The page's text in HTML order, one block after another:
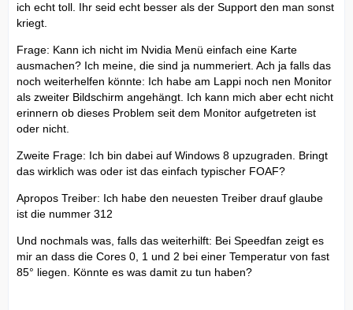
ich echt toll. Ihr seid echt besser als der Support den man sonst
kriegt.
Frage: Kann ich nicht im Nvidia Menü einfach eine Karte
ausmachen? Ich meine, die sind ja nummeriert. Ach ja falls das
noch weiterhelfen könnte: Ich habe am Lappi noch nen Monitor
als zweiter Bildschirm angehängt. Ich kann mich aber echt nicht
erinnern ob dieses Problem seit dem Monitor aufgetreten ist
oder nicht.
Zweite Frage: Ich bin dabei auf Windows 8 upzugraden. Bringt
das wirklich was oder ist das einfach typischer FOAF?
Apropos Treiber: Ich habe den neuesten Treiber drauf glaube
ist die nummer 312
Und nochmals was, falls das weiterhilft: Bei Speedfan zeigt es
mir an dass die Cores 0, 1 und 2 bei einer Temperatur von fast
85° liegen. Könnte es was damit zu tun haben?